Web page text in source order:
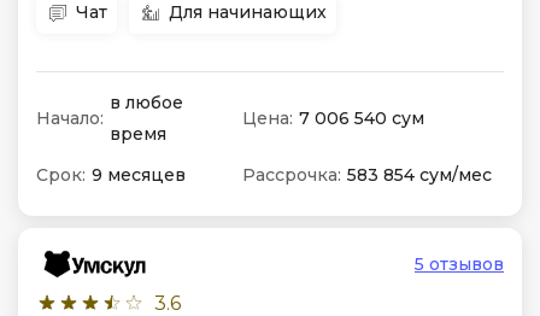
Чат Для начинающих
Начало:
в любое
время
Цена: 7 006 540 сум
Срок: 9 месяцев Рассрочка: 583 854 сум/мес
3.6
5 отзывов